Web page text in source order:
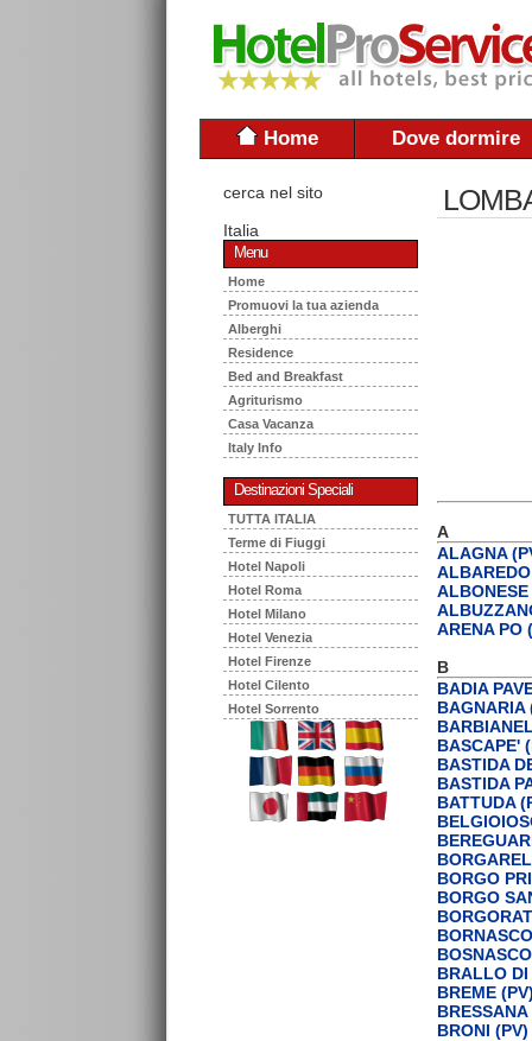
Home Dove dormire
cerca nel sito
Italia
Menu
Home
Promuovi la tua azienda
Alberghi
Residence
Bed and Breakfast
Agriturismo
Casa Vacanza
Italy Info
Destinazioni Speciali
TUTTA ITALIA
Terme di Fiuggi
Hotel Napoli
Hotel Roma
Hotel Milano
Hotel Venezia
Hotel Firenze
Hotel Cilento
Hotel Sorrento
A
ALAGNA
ALBONESE
ARENA PO
B
BADIA
BAGNARIA
BASCAPE'
BASTIDA
BASTIDA
BATTUDA
BORGO
BORGO
BRALLO DI
BREME
BRONI (PV)